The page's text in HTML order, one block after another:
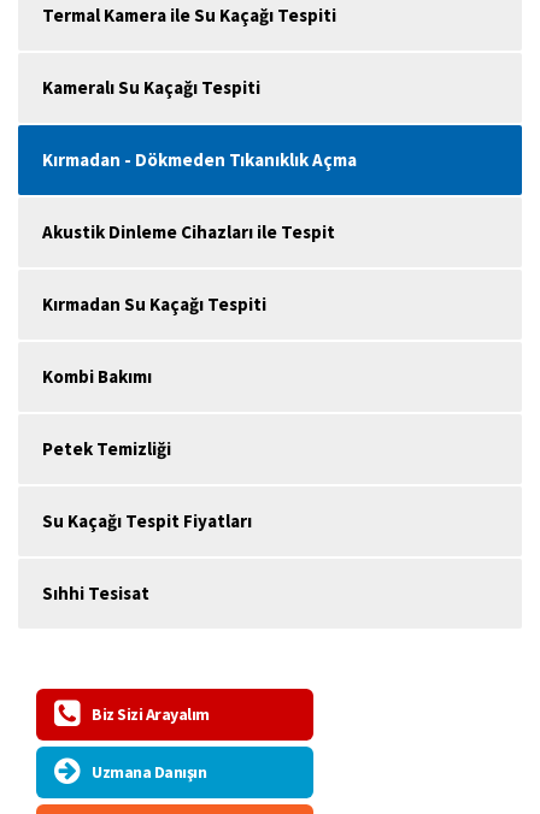
Termal Kamera ile Su Kaçağı Tespiti
Kameralı Su Kaçağı Tespiti
Kırmadan - Dökmeden Tıkanıklık Açma
Akustik Dinleme Cihazları ile Tespit
Kırmadan Su Kaçağı Tespiti
Kombi Bakımı
Petek Temizliği
Su Kaçağı Tespit Fiyatları
Sıhhi Tesisat
Biz Sizi Arayalım
Uzmana Danışın